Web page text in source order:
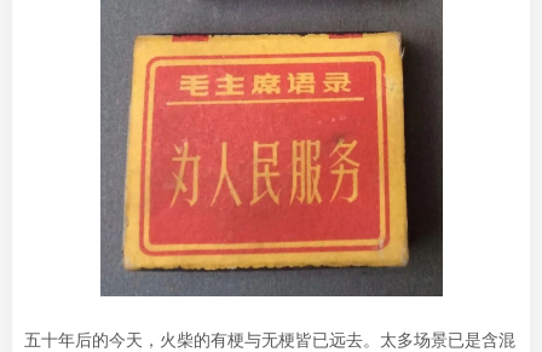
五十年后的今天，火柴的有梗与无梗皆已远去。太多场景已是含混